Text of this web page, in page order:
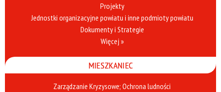
Projekty
Jednostki organizacyjne powiatu i inne podmioty powiatu
Dokumenty i Strategie
Więcej »
MIESZKANIEC
Zarządzanie Kryzysowe; Ochrona ludności